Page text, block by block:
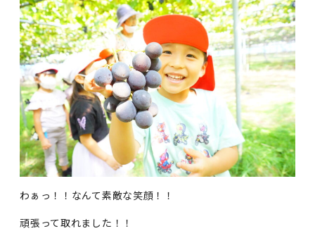
わぁっ！！なんて素敵な笑顔！！
頑張って取れました！！